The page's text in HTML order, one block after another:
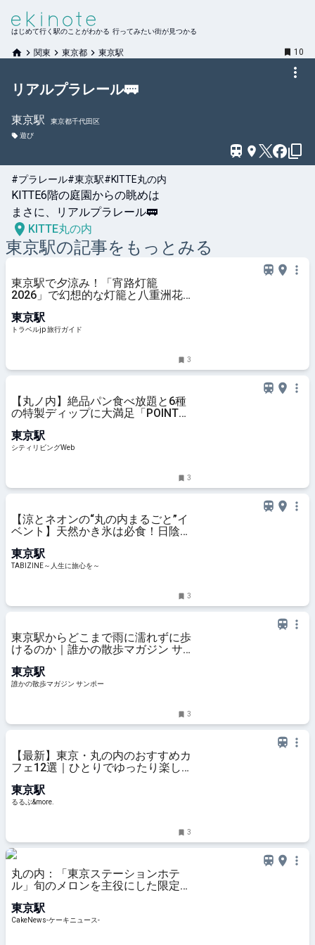
はじめて行く駅のことがわかる 行ってみたい街が見つかる
関東 東京都 東京駅 10
リアルプラレール🚃
東京駅
東京都千代田区
遊び
#プラレール#東京駅#KITTE丸の内
KITTE6階の庭園からの眺めは
まさに、リアルプラレール🚃
KITTE丸の内
東京駅の記事をもっとみる
東京駅で夕涼み！「宵路灯籠
2026」で幻想的な灯籠と八重洲花
旅行ガイド
東京駅
トラベルjp 旅行ガイド
3
【丸ノ内】絶品パン食べ放題と6種
の特製ディップに大満足「POINT
東京駅
シティリビングWeb
3
【涼とネオンの“丸の内まるごと”イ
ベント】天然かき氷は必食！日陰エ
ンタルも「MARUNOUCHI SUMMER
FEST」｜8月23日まで | TABIZINE
東京駅
TABIZINE～人生に旅心を～
3
東京駅からどこまで雨に濡れずに歩
けるのか｜誰かの散歩マガジン サ
東京駅
誰かの散歩マガジン サンポー
3
【最新】東京・丸の内のおすすめカ
フェ12選｜ひとりでゆったり楽し
のあるカフェ、優雅なホテルラウン
ジまで！｜るるぶ&more.
東京駅
るるぶ&more.
3
丸の内：「東京ステーションホテ
ル」旬のメロンを主役にした限定ス
ヵ月展開
東京駅
CakeNews-ケーキニュース-